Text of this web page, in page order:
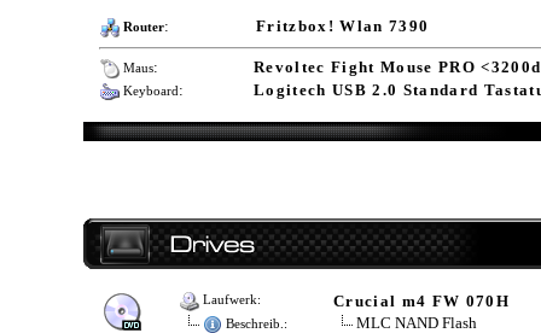
Router: Fritzbox! Wlan 7390
Maus: Revoltec Fight Mouse PRO
Keyboard: Logitech USB 2.0 Standard
Laufwerk: Crucial m4 FW 070H
Beschreib.: MLC NAND Flash